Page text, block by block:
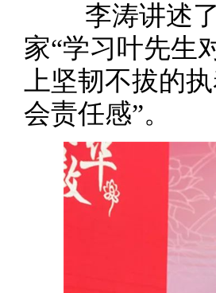
李涛讲述了
家“学习叶先生
上坚韧不拔的
会责任感”。